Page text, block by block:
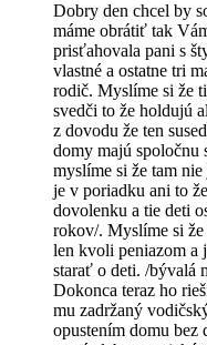
Dobry den chcel by
máme obrátiť tak
prisťahovala pani s
vlastné a ostatne tri
rodič. Myslíme si že
svedči to že holdujú
z dovodu že ten
domy majú spoločnu
myslíme si že tam
je v poriadku ani to
dovolenku a tie deti
rokov/. Myslíme si
len kvoli peniazom a
starať o deti. /bývalá
Dokonca teraz ho
mu zadržaný
opustením domu bez